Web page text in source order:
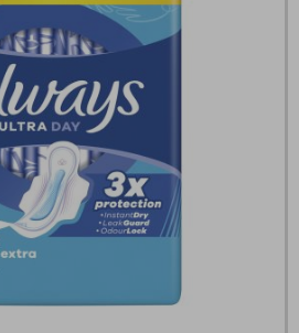
για πιο γρήγορη αναζήτηση
που επιθυμείτε, με κόμμα ανάμεσά
στο κουμπί "Αναζήτηση". Θα
από όλες τις Κατηγορίες και
Cookies